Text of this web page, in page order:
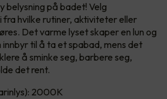
belysning på badet! Velg
fra hvilke rutiner, aktiviteter eller
Det varme lyset skaper en lun og
innbyr til å ta et spabad, mens det
å sminke seg, barbere seg,
det rent.
2000K